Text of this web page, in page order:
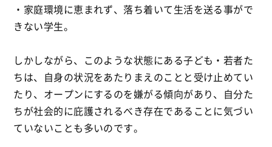
・家庭環境に恵まれず、落ち着いて生活を送る事がで
きない学生。
しかしながら、このような状態にある子ども・若者た
ちは、自身の状況をあたりまえのことと受け止めてい
たり、オープンにするのを嫌がる傾向があり、自分た
ちが社会的に庇護されるべき存在であることに気づい
ていないことも多いのです。